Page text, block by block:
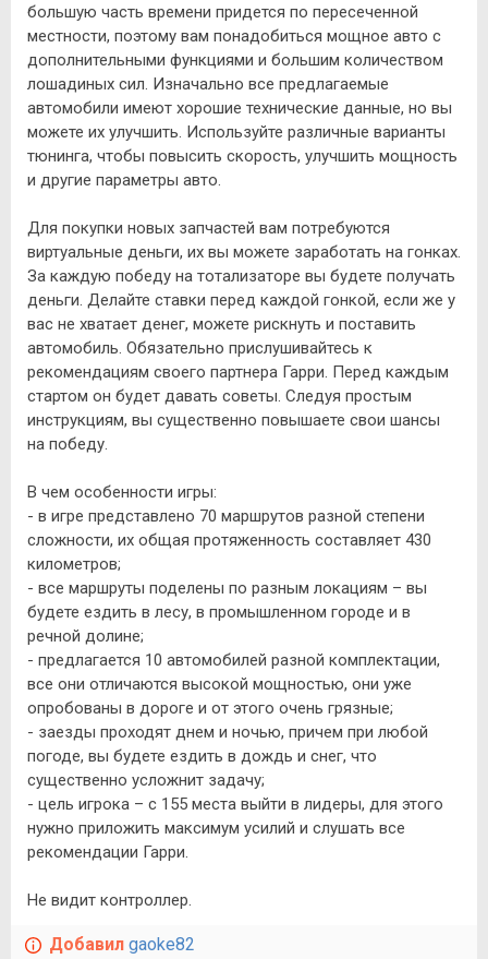
большую часть времени придется по пересеченной
местности, поэтому вам понадобиться мощное авто с
дополнительными функциями и большим количеством
лошадиных сил. Изначально все предлагаемые
автомобили имеют хорошие технические данные, но вы
можете их улучшить. Используйте различные варианты
тюнинга, чтобы повысить скорость, улучшить мощность
и другие параметры авто.
Для покупки новых запчастей вам потребуются
виртуальные деньги, их вы можете заработать на гонках.
За каждую победу на тотализаторе вы будете получать
деньги. Делайте ставки перед каждой гонкой, если же у
вас не хватает денег, можете рискнуть и поставить
автомобиль. Обязательно прислушивайтесь к
рекомендациям своего партнера Гарри. Перед каждым
стартом он будет давать советы. Следуя простым
инструкциям, вы существенно повышаете свои шансы
на победу.
В чем особенности игры:
- в игре представлено 70 маршрутов разной степени
сложности, их общая протяженность составляет 430
километров;
- все маршруты поделены по разным локациям – вы
будете ездить в лесу, в промышленном городе и в
речной долине;
- предлагается 10 автомобилей разной комплектации,
все они отличаются высокой мощностью, они уже
опробованы в дороге и от этого очень грязные;
- заезды проходят днем и ночью, причем при любой
погоде, вы будете ездить в дождь и снег, что
существенно усложнит задачу;
- цель игрока – с 155 места выйти в лидеры, для этого
нужно приложить максимум усилий и слушать все
рекомендации Гарри.
Не видит контроллер.
Добавил gaoke82